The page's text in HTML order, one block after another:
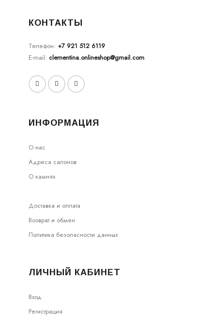
КОНТАКТЫ
Телефон: +7 921 512 6119
E-mail: clementina.onlineshop@gmail.com
ИНФОРМАЦИЯ
О нас
Адреса салонов
О камнях
Доставка и оплата
Возврат и обмен
Политика безопасности данных
ЛИЧНЫЙ КАБИНЕТ
Вход
Регистрация